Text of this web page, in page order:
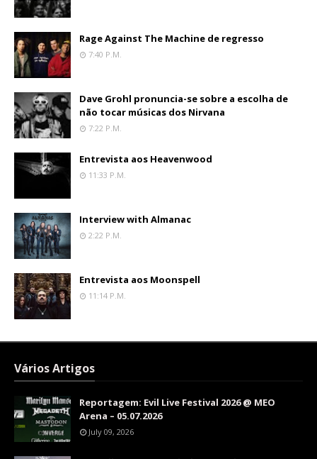
Rage Against The Machine de regresso
7:40 P.m.
Dave Grohl pronuncia-se sobre a escolha de
não tocar músicas dos Nirvana
7:22 P.m.
Entrevista aos Heavenwood
11:33 P.m.
Interview with Almanac
2:22 P.m.
Entrevista aos Moonspell
11:14 P.m.
Vários Artigos
Reportagem: Evil Live Festival 2026 @ MEO
Arena – 05.07.2026
July 09, 2026